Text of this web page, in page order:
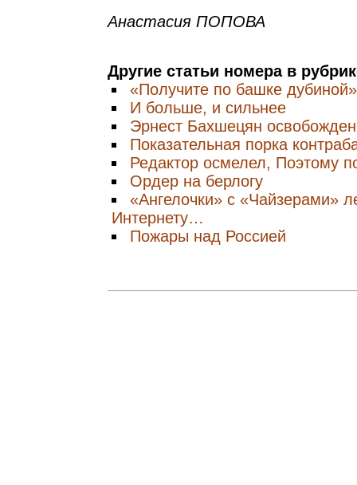
Анастасия ПОПОВА
Другие статьи номера в
«Получите по башке дубиной»
И больше, и сильнее
Эрнест Бахшецян
Показательная порка
Редактор осмелел, Поэтому
Ордер на берлогу
«Ангелочки» с «Чайзерами»
Интернету…
Пожары над Россией